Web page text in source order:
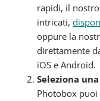
rapidi, il
intricati,
oppure la
direttamente
iOS e Android.
Seleziona
Photobox puoi